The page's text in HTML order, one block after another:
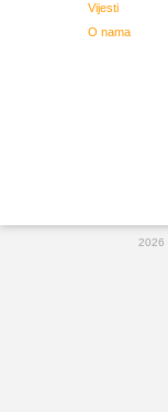
Vijesti
O nama
2026